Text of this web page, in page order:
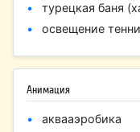
турецкая баня
освещение
Анимация
аквааэробика